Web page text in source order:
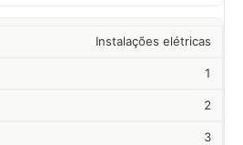
Instalações elétricas
1
2
3